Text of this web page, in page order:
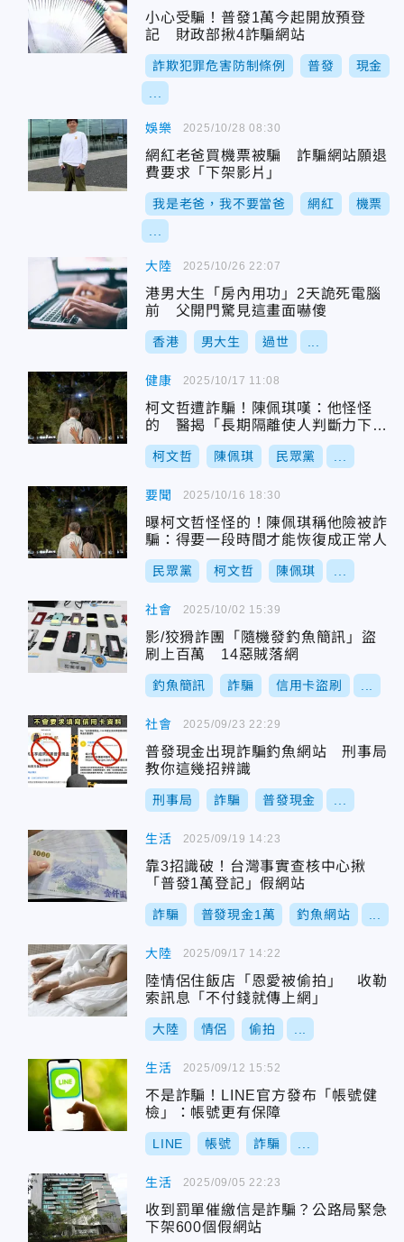
小心受騙！普發1萬今起開放預登
記 財政部揪4詐騙網站
詐欺犯罪危害防制條例 普發 現金
娛樂
網紅老爸買機票被騙 詐騙網站願退
費要求「下架影片」
我是老爸，我不要當爸 網紅 機票
2025/10/28 08:30
大陸
港男大生「房內用功」2天詭死電腦
前 父開門驚見這畫面嚇傻
香港 男大生 過世
2025/10/26 22:07
健康
柯文哲遭詐騙！陳佩琪嘆：他怪怪
的 醫揭「長期隔離使人判斷力下
降」
柯文哲 陳佩琪 民眾黨
2025/10/17 11:08
要聞
曝柯文哲怪怪的！陳佩琪稱他險被詐
騙：得要一段時間才能恢復成正常人
民眾黨 柯文哲 陳佩琪
2025/10/16 18:30
社會
影/狡猾詐團「隨機發釣魚簡訊」盜
刷上百萬 14惡賊落網
釣魚簡訊 詐騙 信用卡盜刷
2025/10/02 15:39
社會
普發現金出現詐騙釣魚網站 刑事局
教你這幾招辨識
刑事局 詐騙 普發現金
2025/09/23 22:29
生活
靠3招識破！台灣事實查核中心揪
「普發1萬登記」假網站
詐騙 普發現金1萬 釣魚網站
2025/09/19 14:23
大陸
陸情侶住飯店「恩愛被偷拍」 收勒
索訊息「不付錢就傳上網」
大陸 情侶 偷拍
2025/09/17 14:22
生活
不是詐騙！LINE官方發布「帳號健
檢」：帳號更有保障
LINE 帳號 詐騙
2025/09/12 15:52
生活
收到罰單催繳信是詐騙？公路局緊急
下架600個假網站
2025/09/05 22:23